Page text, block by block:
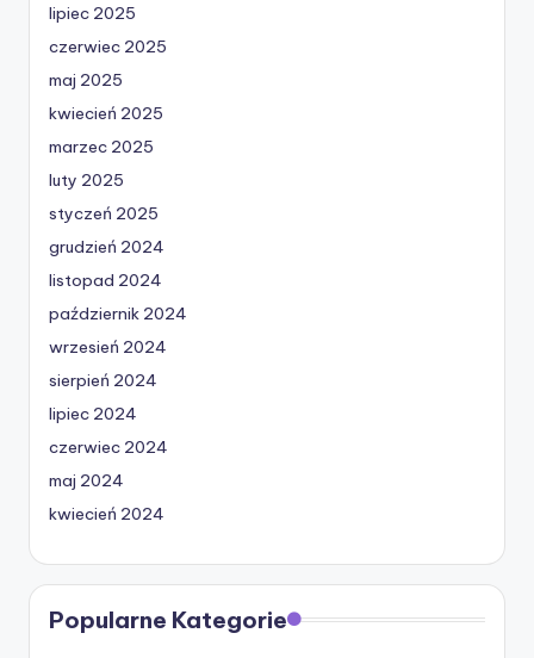
lipiec 2025
czerwiec 2025
maj 2025
kwiecień 2025
marzec 2025
luty 2025
styczeń 2025
grudzień 2024
listopad 2024
październik 2024
wrzesień 2024
sierpień 2024
lipiec 2024
czerwiec 2024
maj 2024
kwiecień 2024
Popularne Kategorie